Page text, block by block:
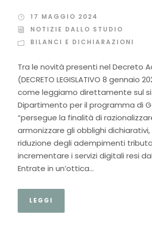
17 MAGGIO 2024
NOTIZIE DALLO STUDIO
BILANCI E DICHIARAZIONI
Tra le novità presenti nel Decreto
(DECRETO LEGISLATIVO 8 gennaio
come leggiamo direttamente sul
Dipartimento per il programma di
“persegue la finalità di
armonizzare gli obblighi
riduzione degli adempimenti
incrementare i servizi digitali resi
Entrate in un’ottica...
LEGGI